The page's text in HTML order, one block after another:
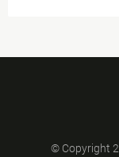
© Copyright